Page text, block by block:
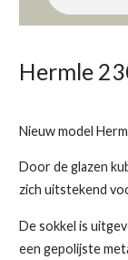
Hermle
Nieuw model
Door de glazen
zich uitstekend
De sokkel is
een gepolijste